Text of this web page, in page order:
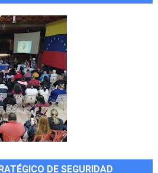
DE SEGURIDAD